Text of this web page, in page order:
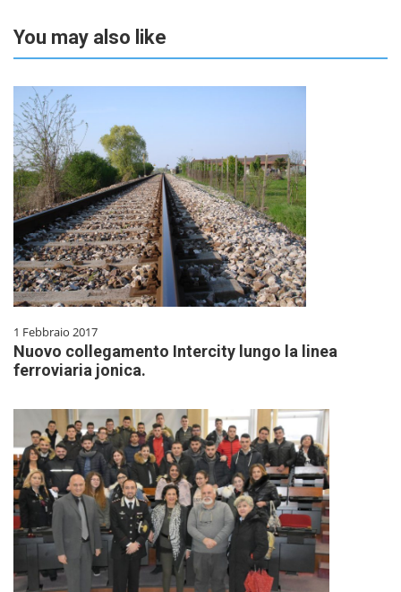
You may also like
1 Febbraio 2017
Nuovo collegamento Intercity lungo la linea
ferroviaria jonica.